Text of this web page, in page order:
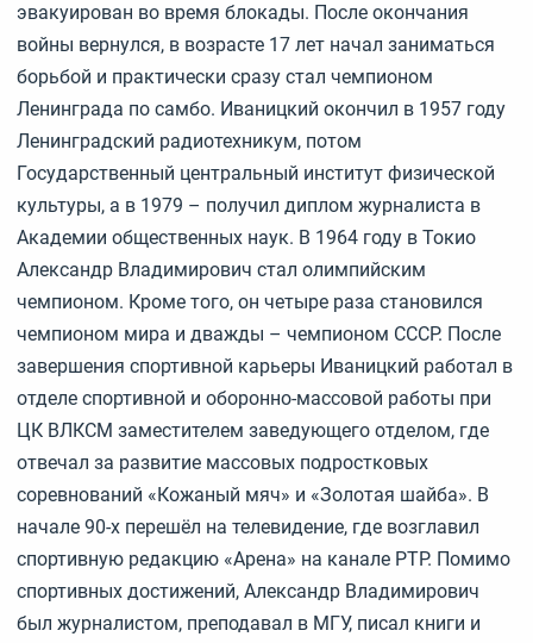
эвакуирован во время блокады. После окончания
войны вернулся, в возрасте 17 лет начал заниматься
борьбой и практически сразу стал чемпионом
Ленинграда по самбо. Иваницкий окончил в 1957 году
Ленинградский радиотехникум, потом
Государственный центральный институт физической
культуры, а в 1979 – получил диплом журналиста в
Академии общественных наук. В 1964 году в Токио
Александр Владимирович стал олимпийским
чемпионом. Кроме того, он четыре раза становился
чемпионом мира и дважды – чемпионом СССР. После
завершения спортивной карьеры Иваницкий работал в
отделе спортивной и оборонно-массовой работы при
ЦК ВЛКСМ заместителем заведующего отделом, где
отвечал за развитие массовых подростковых
соревнований «Кожаный мяч» и «Золотая шайба». В
начале 90-х перешёл на телевидение, где возглавил
спортивную редакцию «Арена» на канале РТР. Помимо
спортивных достижений, Александр Владимирович
был журналистом, преподавал в МГУ, писал книги и